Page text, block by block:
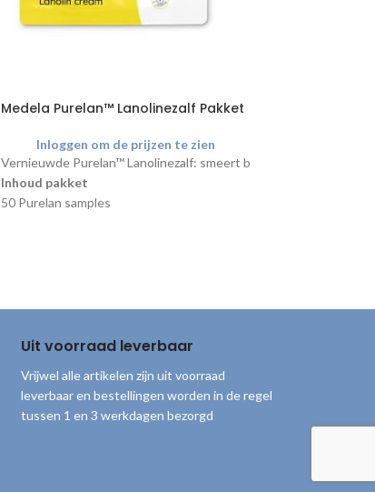
Medela Purelan™ Lanolinezalf Pakket
Inloggen om de prijzen te zien
Vernieuwde Purelan™ Lanolinezalf: smeert beter, werkt langer
Inhoud pakket
50 Purelan samples
Uit voorraad leverbaar
Vrijwel alle artikelen zijn uit voorraad
leverbaar en bestellingen worden in de regel
tussen 1 en 3 werkdagen bezorgd